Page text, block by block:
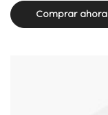
Comprar ahora